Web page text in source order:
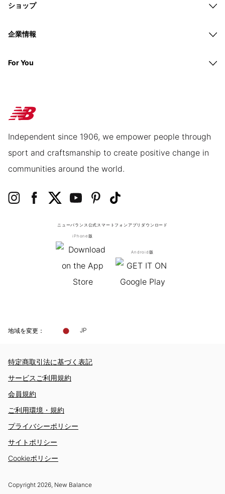
ショップ
企業情報
For You
Independent since 1906, we empower people through
sport and craftsmanship to create positive change in
communities around the world.
ニューバランス公式スマートフォンアプリ ダウンロード
iPhone版
Android版
地域を変更： JP
特定商取引法に基づく表記
サービスご利用規約
会員規約
ご利用環境・規約
プライバシーポリシー
サイトポリシー
Cookieポリシー
Copyright 2026, New Balance